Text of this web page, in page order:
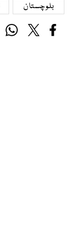
بلوچستان